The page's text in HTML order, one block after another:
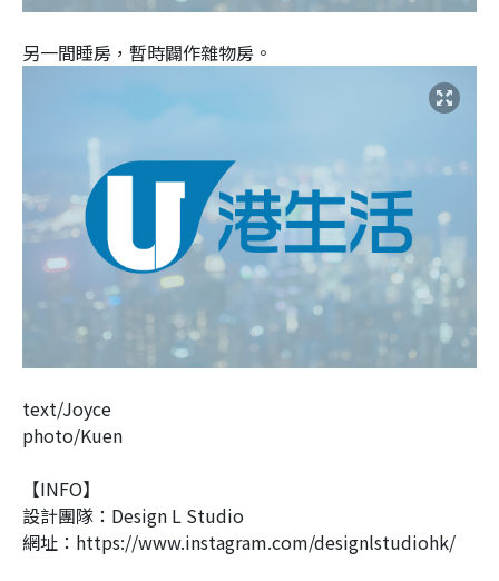
另一間睡房，暫時闢作雜物房。
text/Joyce
photo/Kuen
【INFO】
設計團隊：Design L Studio
網址：https://www.instagram.com/designlstudiohk/